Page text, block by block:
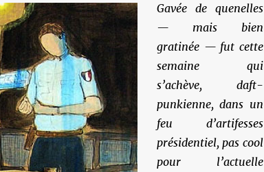
Gavée de quenelles
— mais bien
gratinée — fut cette
semaine qui
s’achève, daft-
punkienne, dans un
feu d’artifesses
présidentiel, pas cool
pour l’actuelle